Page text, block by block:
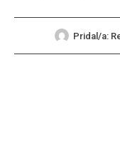
Pridal/a: